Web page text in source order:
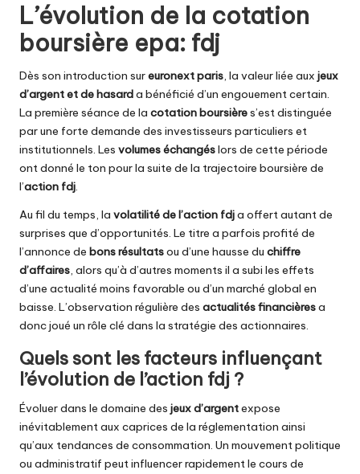
L’évolution de la cotation
boursière epa: fdj
Dès son introduction sureuronext paris, la valeur liée aux jeux
d’argent et de hasarda bénéficié d’un engouement certain.
La première séance de la cotation boursières’est distinguée
par une forte demande des investisseurs particuliers et
institutionnels. Les volumes échangéslors de cette période
ont donné le ton pour la suite de la trajectoire boursière de
l’action fdj.
Au fil du temps, la volatilité de l’action fdja offert autant de
surprises que d’opportunités. Le titre a parfois profité de
l’annonce de bons résultatsou d’une hausse du chiffre
d’affaires, alors qu’à d’autres moments il a subi les effets
d’une actualité moins favorable ou d’un marché global en
baisse. L’observation régulière des actualités financièresa
donc joué un rôle clé dans la stratégie des actionnaires.
Quels sont les facteurs influençant
l’évolution de l’action fdj ?
Évoluer dans le domaine des jeux d’argentexpose
inévitablement aux caprices de la réglementation ainsi
qu’aux tendances de consommation. Un mouvement politique
ou administratif peut influencer rapidement le cours de